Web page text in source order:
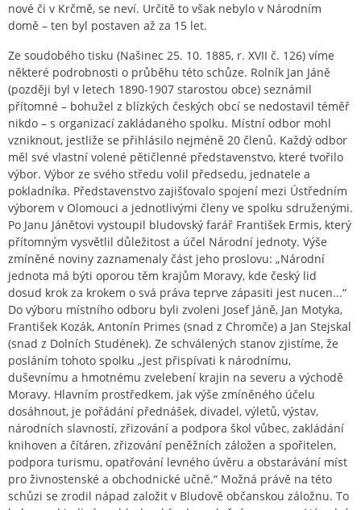
nové či v Krčmě, se neví. Určitě to však nebylo v Národním
domě – ten byl postaven až za 15 let.
Ze soudobého tisku (Našinec 25. 10. 1885, r. XVII č. 126) víme
některé podrobnosti o průběhu této schůze. Rolník Jan Jáně
(později byl v letech 1890-1907 starostou obce) seznámil
přítomné – bohužel z blízkých českých obcí se nedostavil téměř
nikdo – s organizací zakládaného spolku. Místní odbor mohl
vzniknout, jestliže se přihlásilo nejméně 20 členů. Každý odbor
měl své vlastní volené pětičlenné představenstvo, které tvořilo
výbor. Výbor ze svého středu volil předsedu, jednatele a
pokladníka. Představenstvo zajišťovalo spojení mezi Ústředním
výborem v Olomouci a jednotlivými členy ve spolku sdruženými.
Po Janu Jánětovi vystoupil bludovský farář František Ermis, který
přítomným vysvětlil důležitost a účel Národní jednoty. Výše
zmíněné noviny zaznamenaly část jeho proslovu: „Národní
jednota má býti oporou těm krajům Moravy, kde český lid
dosud krok za krokem o svá práva teprve zápasiti jest nucen...“
Do výboru místního odboru byli zvoleni Josef Jáně, Jan Motyka,
František Kozák, Antonín Primes (snad z Chromče) a Jan Stejskal
(snad z Dolních Studének). Ze schválených stanov zjistíme, že
posláním tohoto spolku „jest přispívati k národnímu,
duševnímu a hmotnému zvelebení krajin na severu a východě
Moravy. Hlavním prostředkem, jak výše zmíněného účelu
dosáhnout, je pořádání přednášek, divadel, výletů, výstav,
národních slavností, zřizování a podpora škol vůbec, zakládání
knihoven a čítáren, zřizování peněžních záložen a spořitelen,
podpora turismu, opatřování levného úvěru a obstarávání míst
pro živnostenské a obchodnické učně.“ Možná právě na této
schůzi se zrodil nápad založit v Bludově občanskou záložnu. To